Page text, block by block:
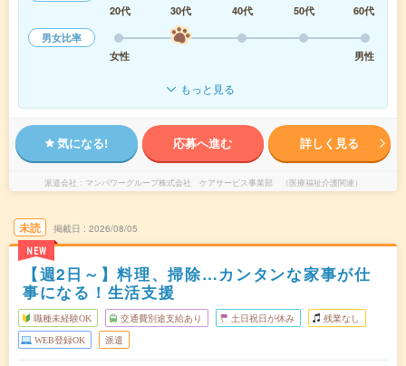
20代
30代 40代 50代
60代
男女比率
女性
男性
もっと見る
気になる! 応募へ進む 詳しく見る
派遣会社 マンパワーグループ株式会社 ケアサービス事業部 （医療福祉介護関連）
未読
NEW
掲載日 2026/08/05
【週2日～】料理、掃除…カンタンな家事が仕
事になる！生活支援
職種未経験OK 交通費別途支給あり 土日祝日が休み 残業なし
WEB登録OK 派遣